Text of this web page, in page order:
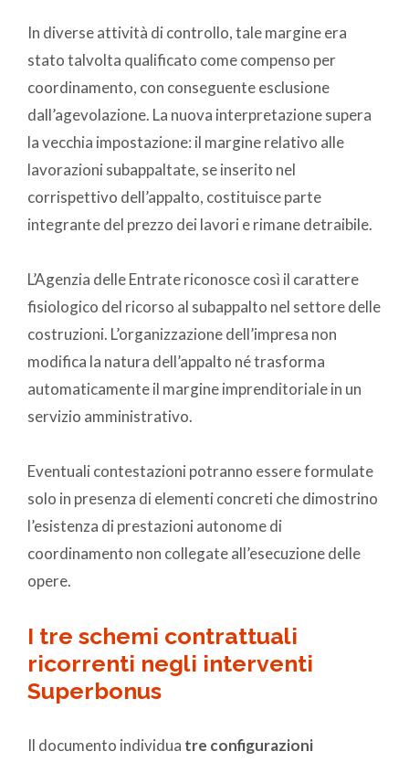
In diverse attività di controllo, tale margine era
stato talvolta qualificato come compenso per
coordinamento, con conseguente esclusione
dall’agevolazione. La nuova interpretazione supera
la vecchia impostazione: il margine relativo alle
lavorazioni subappaltate, se inserito nel
corrispettivo dell’appalto, costituisce parte
integrante del prezzo dei lavori e rimane detraibile.
L’Agenzia delle Entrate riconosce così il carattere
fisiologico del ricorso al subappalto nel settore delle
costruzioni. L’organizzazione dell’impresa non
modifica la natura dell’appalto né trasforma
automaticamente il margine imprenditoriale in un
servizio amministrativo.
Eventuali contestazioni potranno essere formulate
solo in presenza di elementi concreti che dimostrino
l’esistenza di prestazioni autonome di
coordinamento non collegate all’esecuzione delle
opere.
I tre schemi contrattuali
ricorrenti negli interventi
Superbonus
Il documento individua tre configurazioni